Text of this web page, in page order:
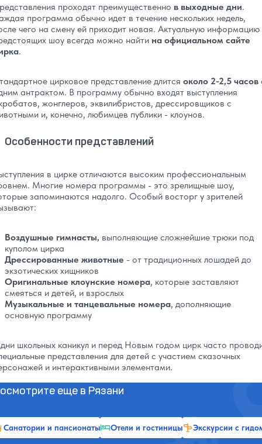
проходят преимущественно в выходные дни.
программа обычно идет в течение нескольких недель,
чего на смену ей приходит новая. Актуальную информацию
шоу всегда можно найти на официальном сайте
.
цирковое представление длится около 2-2,5 часов
антрактом. В программу обычно входят выступления
жонглеров, эквилибристов, дрессировщиков с
и, конечно, любимцев публики - клоунов.
Особенности представлений
в цирке отличаются высоким профессиональным
Многие номера программы - это зрелищные шоу,
запоминаются надолго. Особый восторг у зрителей
Воздушные гимнасты, выполняющие сложнейшие трюки под
куполом цирка
Дрессированные животные - от традиционных лошадей до
экзотических хищников
Оригинальные клоунские номера, которые заставляют
смеяться и детей, и взрослых
Музыкальные и танцевальные номера, дополняющие
основную программу
школьных каникул и перед Новым годом цирк часто
представления для детей с участием сказочных
и интерактивными элементами.
еще в Рязани
Санатории и пансионаты Отели и гостиницы Экскурсии с